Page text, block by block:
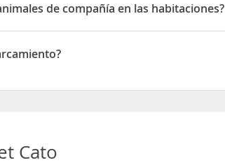
de compañía en las habitaciones?
de compañía en las habitaciones
Cato